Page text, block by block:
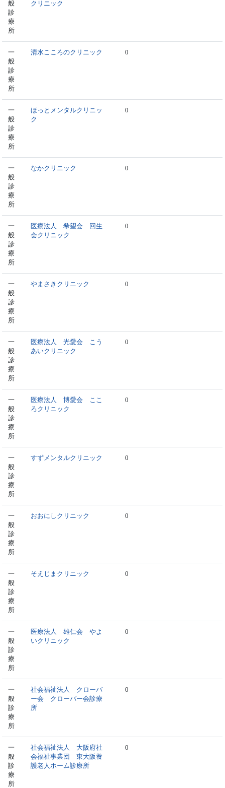
般
診
療
所
クリニック
一
般
診
療
所
清水こころのクリニック 0
一
般
診
療
所
ほっとメンタルクリニッ
ク
0
一
般
診
療
所
なかクリニック 0
一
般
診
療
所
医療法人 希望会 回生
会クリニック
0
一
般
診
療
所
やまさきクリニック 0
一
般
診
療
所
医療法人 光愛会 こう
あいクリニック
0
一
般
診
療
所
医療法人 博愛会 ここ
ろクリニック
0
一
般
診
療
所
すずメンタルクリニック 0
一
般
診
療
所
おおにしクリニック 0
一
般
診
療
所
そえじまクリニック 0
一
般
診
療
所
医療法人 雄仁会 やよ
いクリニック
0
一
般
診
療
所
社会福祉法人 クローバ
ー会 クローバー会診療
所
0
一
般
診
療
所
社会福祉法人 大阪府社
会福祉事業団 東大阪養
護老人ホーム診療所
0